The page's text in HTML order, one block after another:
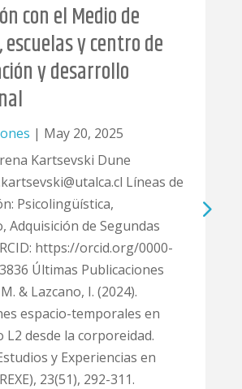
con el Medio de
y centro de
y desarrollo
| May 20, 2025
Kartsevski Dune
Líneas de
Psicolingüística,
Adquisición de Segundas
https://orcid.org/0000-
Últimas Publicaciones
& Lazcano, I. (2024).
espacio-temporales en
L2 desde la corporeidad.
y Experiencias en
23(51), 292-311.